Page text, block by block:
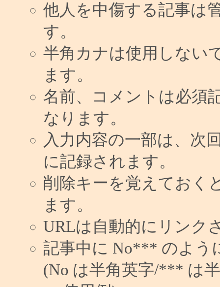
他人を中傷する記事は
す。
半角カナは使用しない
ます。
名前、コメントは必須
なります。
入力内容の一部は、次
に記録されます。
削除キーを覚えておく
ます。
URLは自動的にリンク
記事中に No*** のよう
(No は半角英字/*** は